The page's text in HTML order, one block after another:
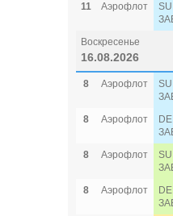
11
Аэрофлот
Воскресенье
16.08.2026
8 Аэрофлот
8
Аэрофлот
8
Аэрофлот
8
Аэрофлот